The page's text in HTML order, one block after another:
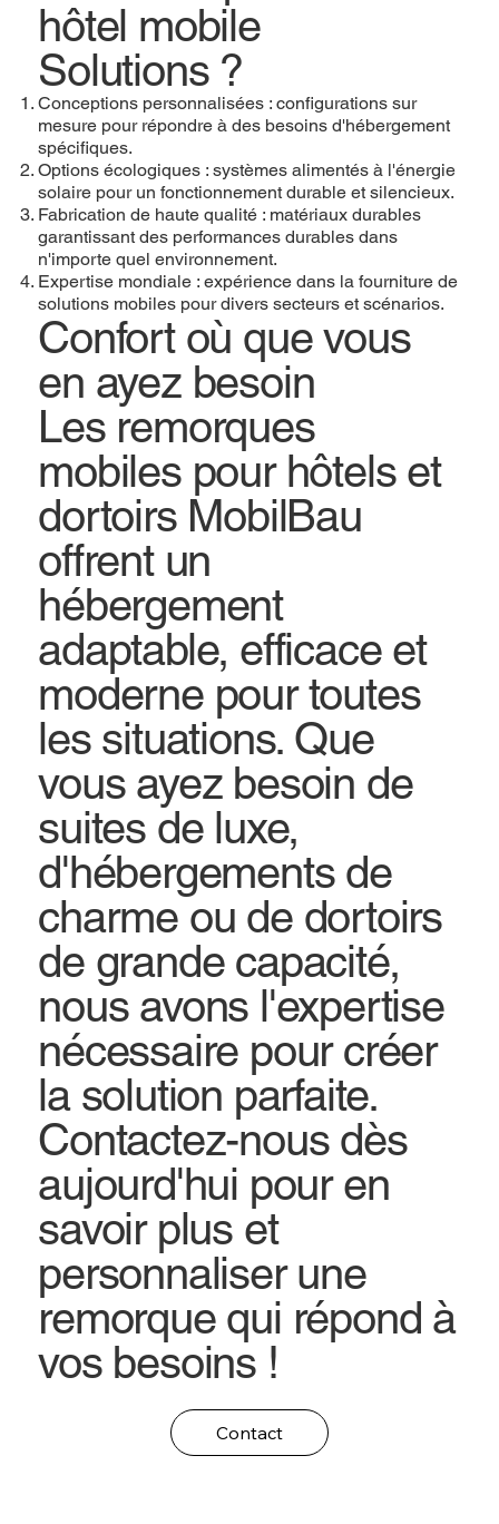
Contact
hôtel mobile
Solutions ?
Conceptions personnalisées : configurations sur
mesure pour répondre à des besoins d'hébergement
spécifiques.
Options écologiques : systèmes alimentés à l'énergie
solaire pour un fonctionnement durable et silencieux.
Fabrication de haute qualité : matériaux durables
garantissant des performances durables dans
n'importe quel environnement.
Expertise mondiale : expérience dans la fourniture de
solutions mobiles pour divers secteurs et scénarios.
Confort où que vous
en ayez besoin
Les remorques
mobiles pour hôtels et
dortoirs MobilBau
offrent un
hébergement
adaptable, efficace et
moderne pour toutes
les situations. Que
vous ayez besoin de
suites de luxe,
d'hébergements de
charme ou de dortoirs
de grande capacité,
nous avons l'expertise
nécessaire pour créer
la solution parfaite.
Contactez-nous dès
aujourd'hui pour en
savoir plus et
personnaliser une
remorque qui répond à
vos besoins !